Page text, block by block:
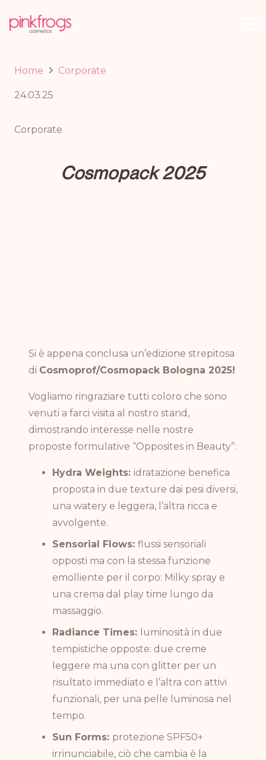
Home Corporate
24.03.25
Corporate
Cosmopack 2025
Si è appena conclusa un’edizione strepitosa
di Cosmoprof/Cosmopack Bologna 2025!
Vogliamo ringraziare tutti coloro che sono
venuti a farci visita al nostro stand,
dimostrando interesse nelle nostre
proposte formulative “Opposites in Beauty”:
Hydra Weights: idratazione benefica
proposta in due texture dai pesi diversi,
una watery e leggera, l’altra ricca e
avvolgente.
Sensorial Flows: flussi sensoriali
opposti ma con la stessa funzione
emolliente per il corpo: Milky spray e
una crema dal play time lungo da
massaggio.
Radiance Times: luminosità in due
tempistiche opposte: due creme
leggere ma una con glitter per un
risultato immediato e l’altra con attivi
funzionali, per una pelle luminosa nel
tempo.
Sun Forms: protezione SPF50+
irrinunciabile, ciò che cambia è la